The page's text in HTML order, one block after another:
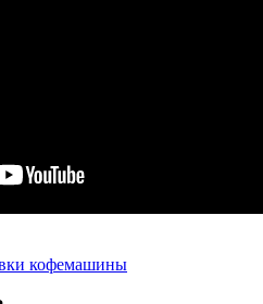
кофемашины